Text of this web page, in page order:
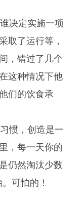
决定实施一项
取了运行等，
，错过了几个
这种情况下他
们的饮食承
惯，创造是一
，每一天你的
仍然淘汰少数
可怕的！